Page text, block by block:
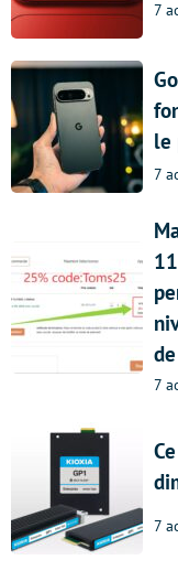
7
le
7
7
7